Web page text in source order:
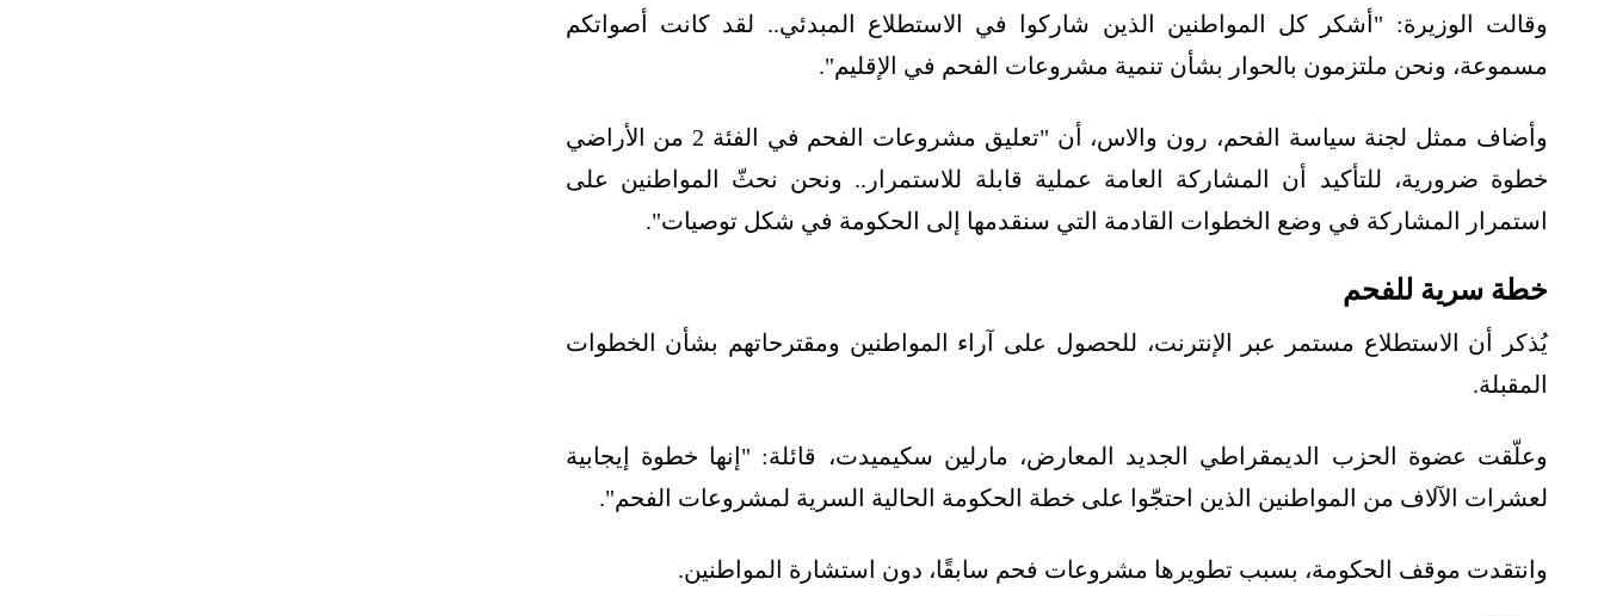
وقالت الوزيرة: "أشكر كل المواطنين الذين شاركوا في الاستطلاع المبدئي.. لقد كانت أصواتكم
مسموعة، ونحن ملتزمون بالحوار بشأن تنمية مشروعات الفحم في الإقليم".
وأضاف ممثل لجنة سياسة الفحم، رون والاس، أن "تعليق مشروعات الفحم في الفئة 2 من الأراضي
خطوة ضرورية، للتأكيد أن المشاركة العامة عملية قابلة للاستمرار.. ونحن نحثّ المواطنين على
استمرار المشاركة في وضع الخطوات القادمة التي سنقدمها إلى الحكومة في شكل توصيات".
خطة سرية للفحم
يُذكر أن الاستطلاع مستمر عبر الإنترنت، للحصول على آراء المواطنين ومقترحاتهم بشأن الخطوات
المقبلة.
وعلّقت عضوة الحزب الديمقراطي الجديد المعارض، مارلين سكيميدت، قائلة: "إنها خطوة إيجابية
لعشرات الآلاف من المواطنين الذين احتجّوا على خطة الحكومة الحالية السرية لمشروعات الفحم".
وانتقدت موقف الحكومة، بسبب تطويرها مشروعات فحم سابقًا، دون استشارة المواطنين.